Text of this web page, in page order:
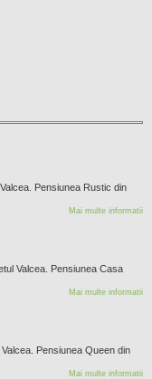
Pensiunea Rustic din
Mai multe informatii
Valcea. Pensiunea Casa
Mai multe informatii
Pensiunea Queen din
Mai multe informatii